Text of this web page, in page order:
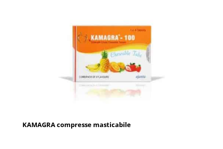
KAMAGRA compresse masticabile